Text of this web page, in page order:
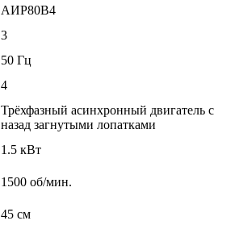
АИР80В4
3
50 Гц
4
Трёхфазный асинхронный двигатель с
назад загнутыми лопатками
1.5 кВт
1500 об/мин.
45 см